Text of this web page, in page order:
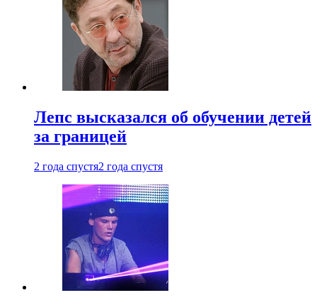
Лепс высказался об обучении детей
за границей
2 года спустя2 года спустя